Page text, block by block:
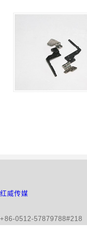
红威传媒
卓越五金弹簧
+86-0512-57879788#218